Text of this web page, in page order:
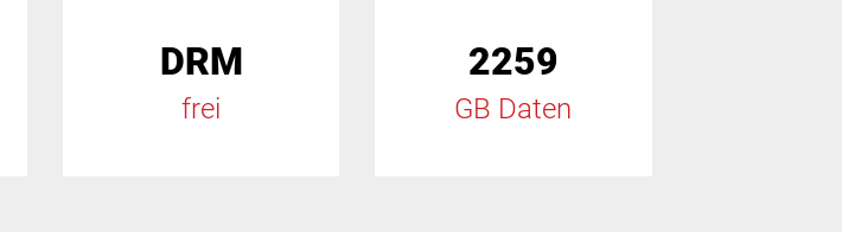
DRM
frei
2259
GB Daten